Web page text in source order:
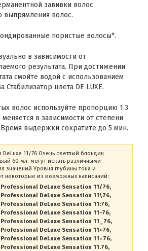
завивки волос
выпрямления волос.
пористые волосы*.
в зависимости от
результата. При достижении
смойте водой с использованием
Стабилизатор цвета DE LUXE.
волос используйте пропорцию 1:3
в зависимости от степени
Время выдержки сократите до 5 мин.
DeLuxe 11/76 Очень светлый блондин
60 мл. могут искать различными
значений Уровня глубины тона и
некоторые из возможных написаний:
Professional DeLuxe Sensation 11/76
Professional DeLuxe Sensation 11\76
DeLuxe Sensation 11:76
DeLuxe Sensation 11-76
DeLuxe Sensation 11_76
DeLuxe Sensation 11+76
DeLuxe Sensation 11=76
DeLuxe Sensation 11.76